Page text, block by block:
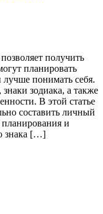
получить
планировать
понимать себя.
зодиака, а также
В этой статье
составить личный
планирования и
знака […]